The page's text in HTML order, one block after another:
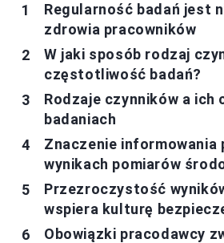
Regularność badań jest
zdrowia pracowników
W jaki sposób rodzaj
częstotliwość badań?
Rodzaje czynników a ich
badaniach
Znaczenie informowania
wynikach pomiarów
Przezroczystość
wspiera kulturę
Obowiązki pracodawcy